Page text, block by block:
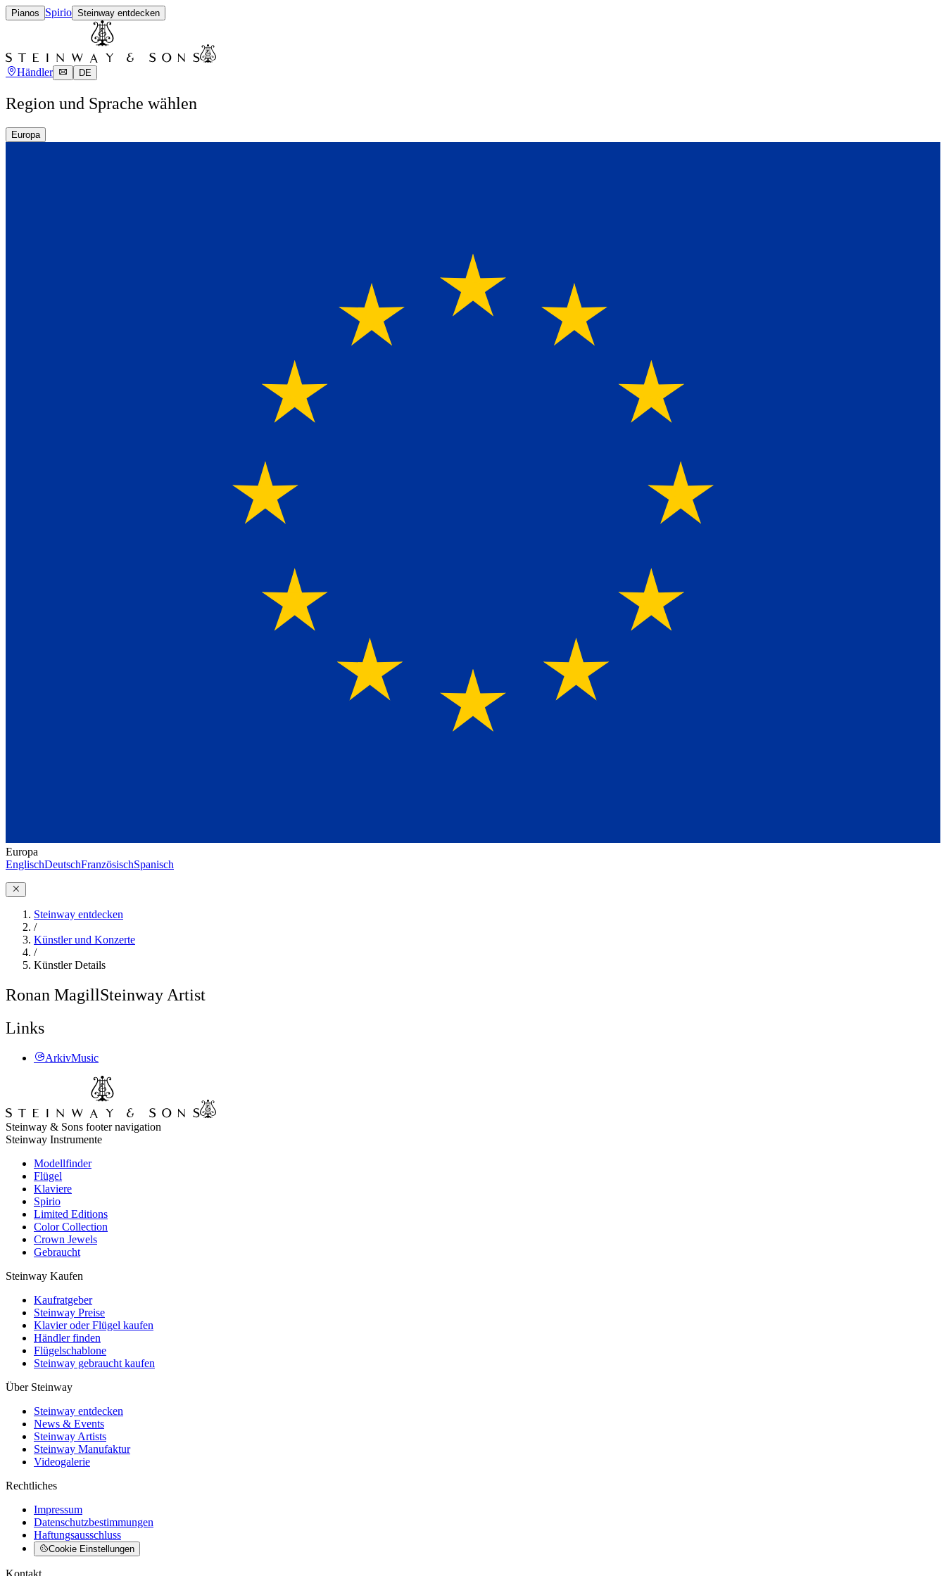
Pianos Spirio Steinway entdecken
Händler DE
Region und Sprache wählen
Europa
Europa
EnglischDeutschFranzösischSpanisch
Steinway entdecken
/
Künstler und Konzerte
/
Künstler Details
Ronan MagillSteinway Artist
Links
ArkivMusic
Steinway & Sons footer navigation
Steinway Instrumente
Modellfinder
Flügel
Klaviere
Spirio
Limited Editions
Color Collection
Crown Jewels
Gebraucht
Steinway Kaufen
Kaufratgeber
Steinway Preise
Klavier oder Flügel kaufen
Händler finden
Flügelschablone
Steinway gebraucht kaufen
Über Steinway
Steinway entdecken
News & Events
Steinway Artists
Steinway Manufaktur
Videogalerie
Rechtliches
Impressum
Datenschutzbestimmungen
Haftungsausschluss
Cookie Einstellungen
Kontakt